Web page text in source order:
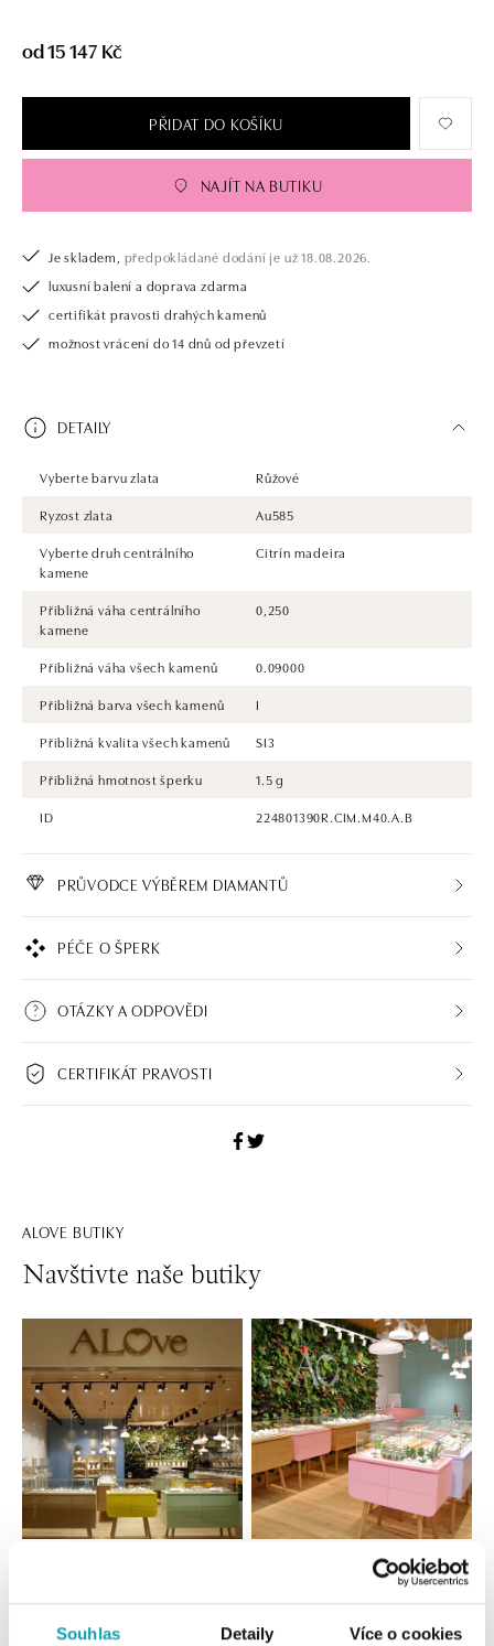
Souhlas Detaily Více o cookies
od 15 147 Kč
PŘIDAT DO KOŠÍKU
NAJÍT NA BUTIKU
Je skladem, předpokládané dodání je už 18.08.2026.
luxusní balení a doprava zdarma
certifikát pravosti drahých kamenů
možnost vrácení do 14 dnů od převzetí
DETAILY
Vyberte barvu zlata
Růžové
Ryzost zlata
Au585
Vyberte druh centrálního
kamene
Citrín madeira
Přibližná váha centrálního
kamene
0,250
Přibližná váha všech kamenů
0.09000
Přibližná barva všech kamenů
I
Přibližná kvalita všech kamenů
SI3
Přibližná hmotnost šperku
1.5 g
ID
224801390R.CIM.M40.A.B
PRŮVODCE VÝBĚREM DIAMANTŮ
PÉČE O ŠPERK
OTÁZKY A ODPOVĚDI
CERTIFIKÁT PRAVOSTI
ALOVE BUTIKY
Navštivte naše butiky